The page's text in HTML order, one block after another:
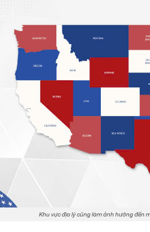
Khu vực địa lý cũng làm ảnh hướng đến